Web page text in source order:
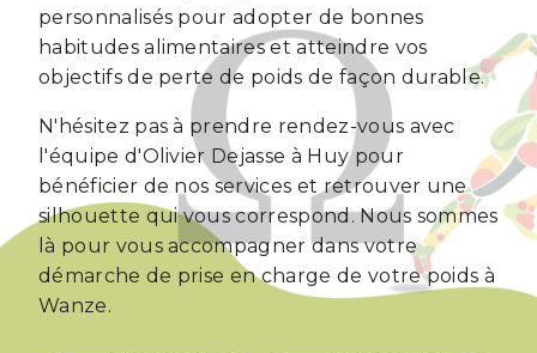
personnalisés pour adopter de bonnes
habitudes alimentaires et atteindre vos
objectifs de perte de poids de façon durable.
N'hésitez pas à prendre rendez-vous avec
l'équipe d'Olivier Dejasse à Huy pour
bénéficier de nos services et retrouver une
silhouette qui vous correspond. Nous sommes
là pour vous accompagner dans votre
démarche de prise en charge de votre poids à
Wanze.